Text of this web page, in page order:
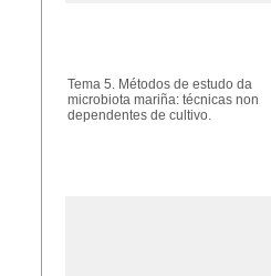
Tema 5. Métodos de estudo da
microbiota mariña: técnicas non
dependentes de cultivo.